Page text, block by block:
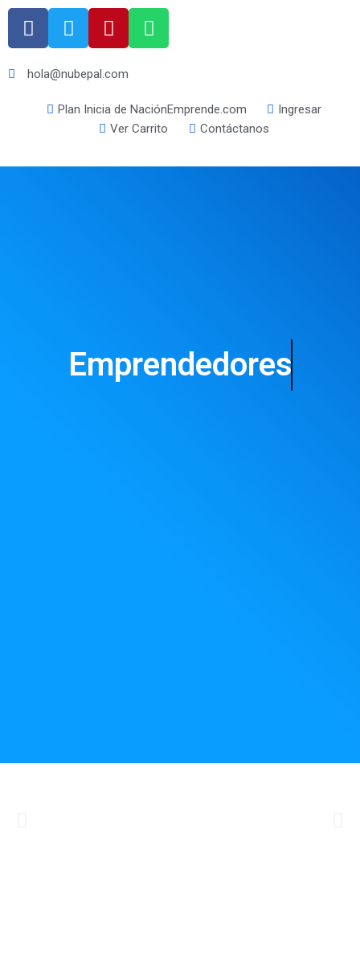
hola@nubepal.com
Plan Inicia de NaciónEmprende.com
Ingresar
Ver Carrito
Contáctanos
Emprendedores